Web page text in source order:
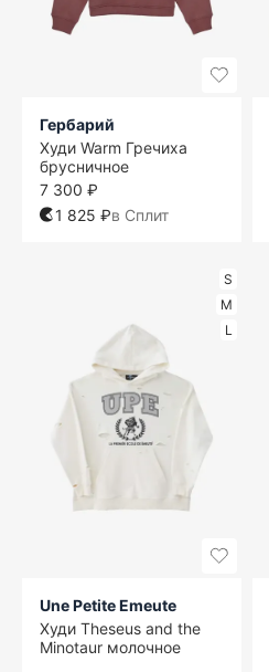
Гербарий
Худи Warm Гречиха
брусничное
7 300 ₽
1 825 ₽в Сплит
S
M
L
Une Petite Emeute
Худи Theseus and the
Minotaur молочное